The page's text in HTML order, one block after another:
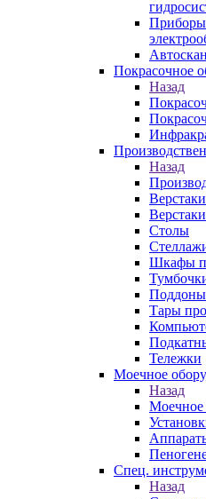
Приборы
Покрасочное
Назад
Назад
Столы
Шкафы
Поддоны
Тары
Тележки
Моечное
Назад
Моечное
Спец.
Назад